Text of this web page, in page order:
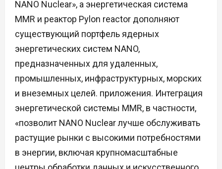
NANO Nuclear», а энергетическая система
MMR и реактор Pylon reactor дополняют
существующий портфель ядерных
энергетических систем NANO,
предназначенных для удаленных,
промышленных, инфраструктурных, морских
и внеземных целей. приложения. Интеграция
энергетической системы MMR, в частности,
«позволит NANO Nuclear лучше обслуживать
растущие рынки с высокими потребностями
в энергии, включая крупномасштабные